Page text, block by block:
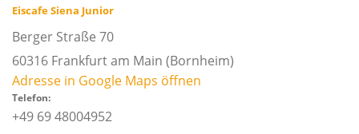
Eiscafe Siena Junior
Berger Straße 70
60316 Frankfurt am Main (Bornheim)
Adresse in Google Maps öffnen
Telefon:
+49 69 48004952